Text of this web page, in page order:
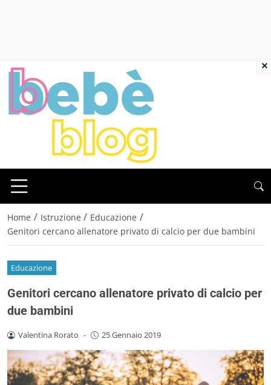
Home / Istruzione / Educazione /
Genitori cercano allenatore privato di calcio per due bambini
Educazione
Genitori cercano allenatore privato di calcio per
due bambini
Valentina Rorato - 25 Gennaio 2019
×